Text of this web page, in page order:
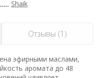
Shaik
Отзывы (1)
эфирными маслами,
аромата до 48